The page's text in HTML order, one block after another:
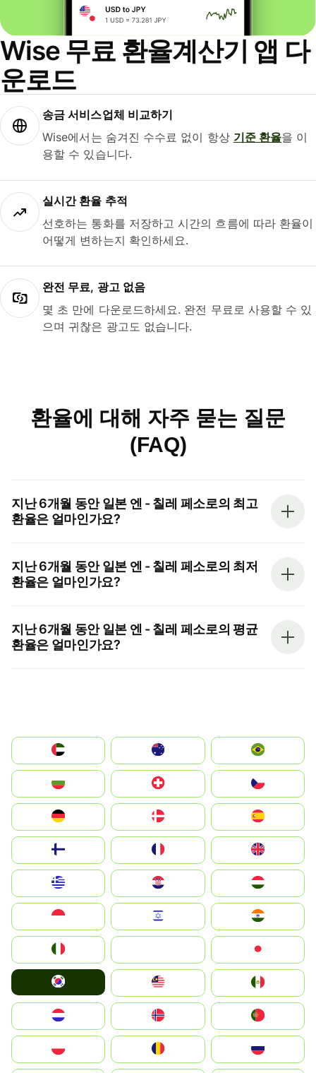
Wise 무료 환율계산기 앱 다
운로드
송금 서비스업체 비교하기
Wise에서는 숨겨진 수수료 없이 항상 기준 환율을 이
용할 수 있습니다.
실시간 환율 추적
선호하는 통화를 저장하고 시간의 흐름에 따라 환율이
어떻게 변하는지 확인하세요.
완전 무료, 광고 없음
몇 초 만에 다운로드하세요. 완전 무료로 사용할 수 있
으며 귀찮은 광고도 없습니다.
환율에 대해 자주 묻는 질문
(FAQ)
지난 6개월 동안 일본 엔 - 칠레 페소로의 최고
환율은 얼마인가요?
지난 6개월 동안 일본 엔 - 칠레 페소로의 최저
환율은 얼마인가요?
지난 6개월 동안 일본 엔 - 칠레 페소로의 평균
환율은 얼마인가요?
الإمارات العربية المتحدة
Switzerland
Deutschland
United Kingdom
Magyarország
South Korea